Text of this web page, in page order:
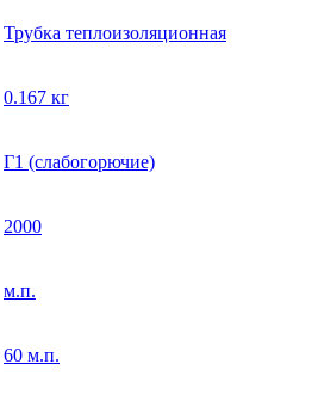
Трубка теплоизоляционная
0.167 кг
Г1 (слабогорючие)
2000
м.п.
60 м.п.